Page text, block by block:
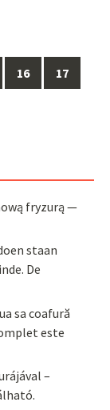
16
17
fryzurą —
staan
De
sa coafură
este
–